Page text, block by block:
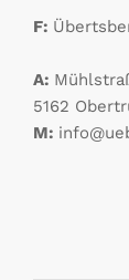
F:
A:
5162
M: